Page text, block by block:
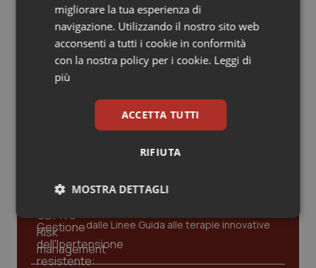
Oncologia & Nutrizione
Psoriasi & pelle
Quotidiano Cardiologia
Rene & patologie urogenitali
13 Maggio 2018
© Riproduzione riservata
compliance, GDPR e Risk management
dalle Linee Guida alle terapie innovative
migliorare la tua esperienza di
navigazione. Utilizzando il nostro sito web
acconsenti a tutti i cookie in conformità
con la nostra policy per i cookie. Leggi di
più
ACCETTA TUTTI
RIFIUTA
MOSTRA DETTAGLI
Necessari Statistici Marketing